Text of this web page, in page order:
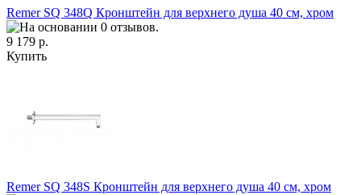
Remer SQ 348Q Кронштейн для верхнего душа 40 см, хром
9 179 р.
Купить
Remer SQ 348S Кронштейн для верхнего душа 40 см, хром